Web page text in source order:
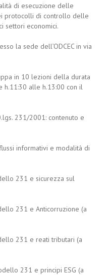
di esecuzione delle
protocolli di controllo delle
settori economici.
la sede dell’ODCEC in via
in 10 lezioni della durata
alle h.13:00 con il
231/2001: contenuto e
informativi e modalità di
231 e sicurezza sul
231 e Anticorruzione (a
231 e reati tributari (a
231 e principi ESG (a